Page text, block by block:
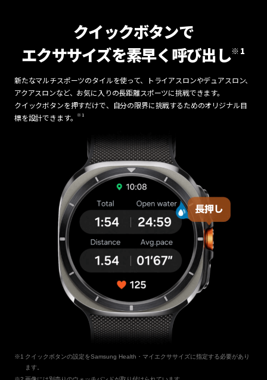
クイックボタンで
エクササイズを素早く呼び出し※1
新たなマルチスポーツのタイルを使って、トライアスロンやデュアスロン、
アクアスロンなど、お気に入りの長距離スポーツに挑戦できます。
クイックボタンを押すだけで、自分の限界に挑戦するためのオリジナル目
標を設計できます。
※1
クイックボタンの設定をSamsung Health・マイエクササイズに指定する必要があり
ます。